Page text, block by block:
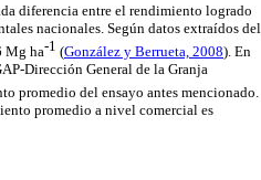
diferencia entre el rendimiento logrado
nacionales. Según datos extraídos del
Mg ha-1 (González y Berrueta, 2008). En
Dirección General de la Granja
promedio del ensayo antes mencionado.
promedio a nivel comercial es